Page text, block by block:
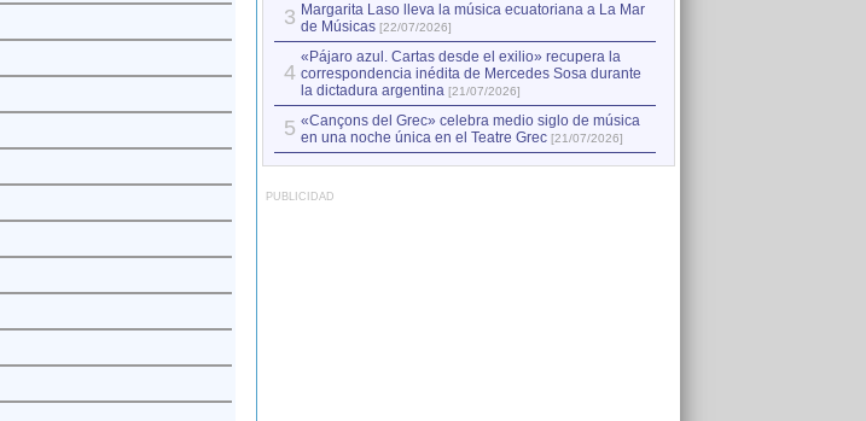
3 Margarita Laso lleva la música ecuatoriana a La Mar
de Músicas [22/07/2026]
4
«Pájaro azul. Cartas desde el exilio» recupera la
correspondencia inédita de Mercedes Sosa durante
la dictadura argentina [21/07/2026]
5 «Cançons del Grec» celebra medio siglo de música
en una noche única en el Teatre Grec [21/07/2026]
PUBLICIDAD